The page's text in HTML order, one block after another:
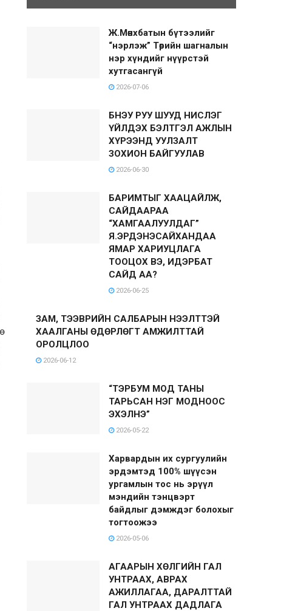
Ж.Мөнхбатын бүтээлийг
“нэрлэж” Төрийн шагналын
нэр хүндийг нүүрстэй
хутгасангүй
2026-07-06
БНЭУ РУУ ШУУД НИСЛЭГ
ҮЙЛДЭХ БЭЛТГЭЛ АЖЛЫН
ХҮРЭЭНД УУЛЗАЛТ
ЗОХИОН БАЙГУУЛАВ
2026-06-30
БАРИМТЫГ ХААЦАЙЛЖ,
САЙДААРАА
“ХАМГААЛУУЛДАГ”
Я.ЭРДЭНЭСАЙХАНДАА
ЯМАР ХАРИУЦЛАГА
ТООЦОХ ВЭ, ИДЭРБАТ
САЙД АА?
2026-06-25
ЗАМ, ТЭЭВРИЙН САЛБАРЫН НЭЭЛТТЭЙ
ХААЛГАНЫ ӨДӨРЛӨГТ АМЖИЛТТАЙ
ОРОЛЦЛОО
2026-06-12
“ТЭРБУМ МОД ТАНЫ
ТАРЬСАН НЭГ МОДНООС
ЭХЭЛНЭ”
2026-05-22
Харвардын их сургуулийн
эрдэмтэд 100% шүүсэн
ургамлын тос нь эрүүл
мэндийн тэнцвэрт
байдлыг дэмждэг болохыг
тогтоожээ
2026-05-06
АГААРЫН ХӨЛГИЙН ГАЛ
УНТРААХ, АВРАХ
АЖИЛЛАГАА, ДАРАЛТТАЙ
ГАЛ УНТРААХ ДАДЛАГА